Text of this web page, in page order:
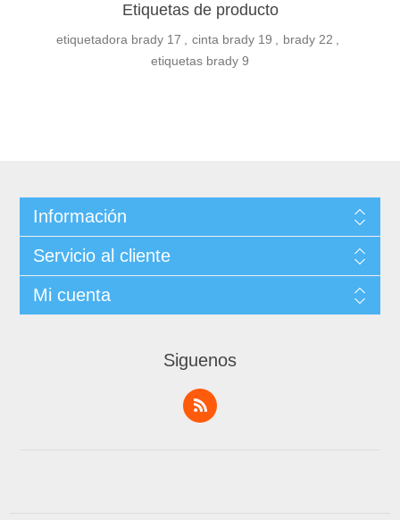
Etiquetas de producto
etiquetadora brady 17 , cinta brady 19 , brady 22 ,
etiquetas brady 9
Información
Servicio al cliente
Mi cuenta
Siguenos